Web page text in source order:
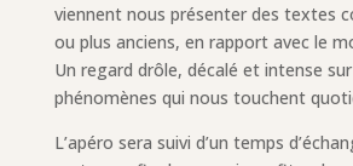
viennent nous présenter des textes
ou plus anciens, en rapport avec le
Un regard drôle, décalé et intense
phénomènes qui nous touchent
L’apéro sera suivi d’un temps